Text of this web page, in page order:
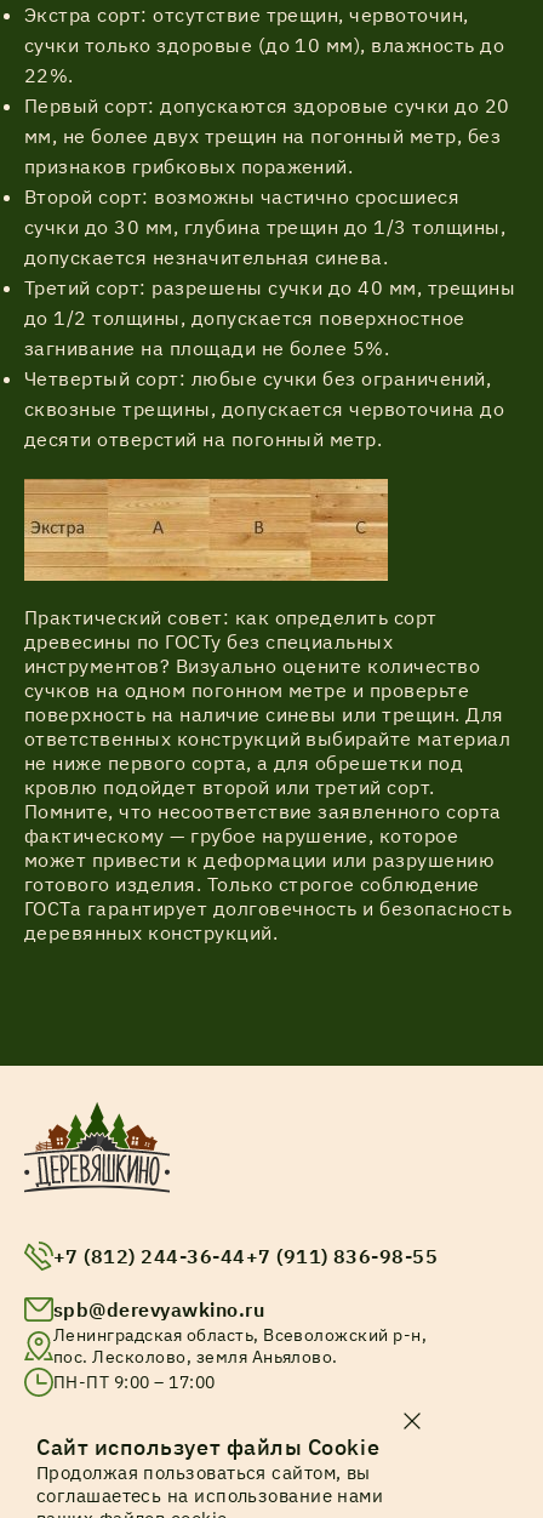
Экстра сорт: отсутствие трещин, червоточин,
сучки только здоровые (до 10 мм), влажность до
22%.
Первый сорт: допускаются здоровые сучки до 20
мм, не более двух трещин на погонный метр, без
признаков грибковых поражений.
Второй сорт: возможны частично сросшиеся
сучки до 30 мм, глубина трещин до 1/3 толщины,
допускается незначительная синева.
Третий сорт: разрешены сучки до 40 мм, трещины
до 1/2 толщины, допускается поверхностное
загнивание на площади не более 5%.
Четвертый сорт: любые сучки без ограничений,
сквозные трещины, допускается червоточина до
десяти отверстий на погонный метр.
Практический совет: как определить сорт
древесины по ГОСТу без специальных
инструментов? Визуально оцените количество
сучков на одном погонном метре и проверьте
поверхность на наличие синевы или трещин. Для
ответственных конструкций выбирайте материал
не ниже первого сорта, а для обрешетки под
кровлю подойдет второй или третий сорт.
Помните, что несоответствие заявленного сорта
фактическому — грубое нарушение, которое
может привести к деформации или разрушению
готового изделия. Только строгое соблюдение
ГОСТа гарантирует долговечность и безопасность
деревянных конструкций.
+7 (812) 244-36-44+7 (911) 836-98-55
spb@derevyawkino.ru
Ленинградская область, Всеволожский р-н,
пос. Лесколово, земля Аньялово.
ПН-ПТ 9:00 – 17:00
Политика конфиденциальности
Сайт использует файлы Cookie
Продолжая пользоваться сайтом, вы
соглашаетесь на использование нами